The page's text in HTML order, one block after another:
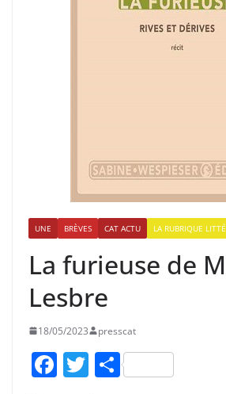
UNE BRÈVES CAT ACTU LA RUBRIQUE
La furieuse de
Lesbre
18/05/2023 presscat
F T P